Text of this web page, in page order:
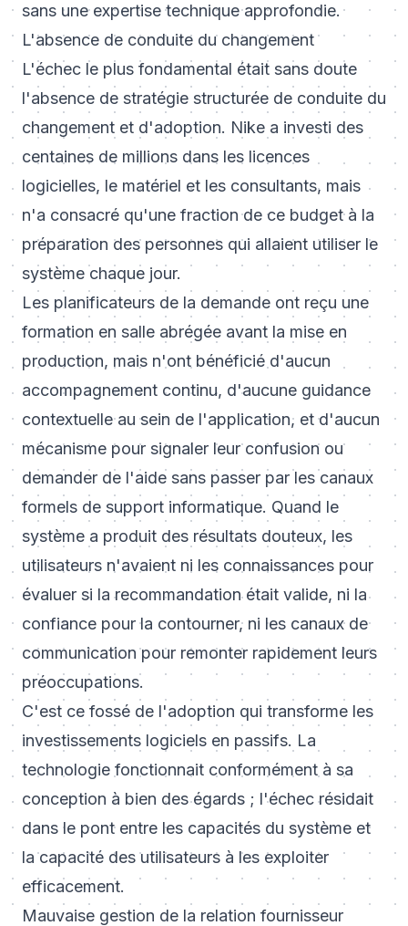
sans une expertise technique approfondie.
L'absence de conduite du changement
L'échec le plus fondamental était sans doute
l'absence de stratégie structurée de conduite du
changement et d'adoption. Nike a investi des
centaines de millions dans les licences
logicielles, le matériel et les consultants, mais
n'a consacré qu'une fraction de ce budget à la
préparation des personnes qui allaient utiliser le
système chaque jour.
Les planificateurs de la demande ont reçu une
formation en salle abrégée avant la mise en
production, mais n'ont bénéficié d'aucun
accompagnement continu, d'aucune guidance
contextuelle au sein de l'application, et d'aucun
mécanisme pour signaler leur confusion ou
demander de l'aide sans passer par les canaux
formels de support informatique. Quand le
système a produit des résultats douteux, les
utilisateurs n'avaient ni les connaissances pour
évaluer si la recommandation était valide, ni la
confiance pour la contourner, ni les canaux de
communication pour remonter rapidement leurs
préoccupations.
C'est ce fossé de l'adoption qui transforme les
investissements logiciels en passifs. La
technologie fonctionnait conformément à sa
conception à bien des égards ; l'échec résidait
dans le pont entre les capacités du système et
la capacité des utilisateurs à les exploiter
efficacement.
Mauvaise gestion de la relation fournisseur